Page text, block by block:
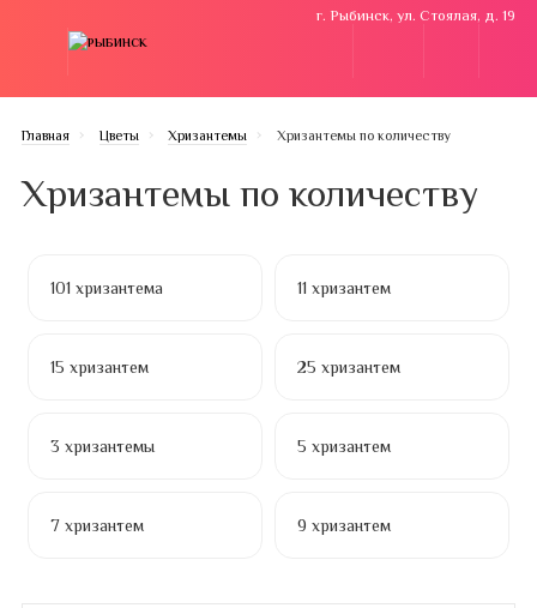
г. Рыбинск, ул. Стоялая, д. 19
Главная Цветы Хризантемы Хризантемы по количеству
Хризантемы по количеству
101 хризантема 11 хризантем
15 хризантем 25 хризантем
3 хризантемы 5 хризантем
7 хризантем 9 хризантем